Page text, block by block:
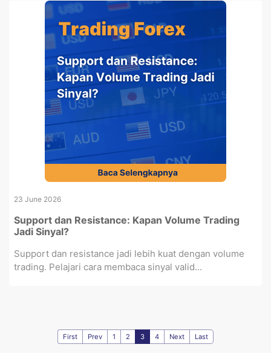
23 June 2026
Support dan Resistance: Kapan Volume Trading
Jadi Sinyal?
Support dan resistance jadi lebih kuat dengan volume
trading. Pelajari cara membaca sinyal valid...
First Prev 1 2 3 4 Next Last